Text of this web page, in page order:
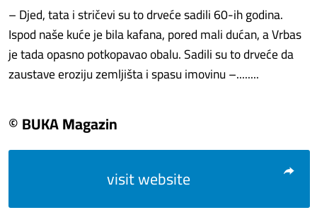
– Djed, tata i stričevi su to drveće sadili 60-ih godina.
Ispod naše kuće je bila kafana, pored mali dućan, a Vrbas
je tada opasno potkopavao obalu. Sadili su to drveće da
zaustave eroziju zemljišta i spasu imovinu –........
© BUKA Magazin
visit website